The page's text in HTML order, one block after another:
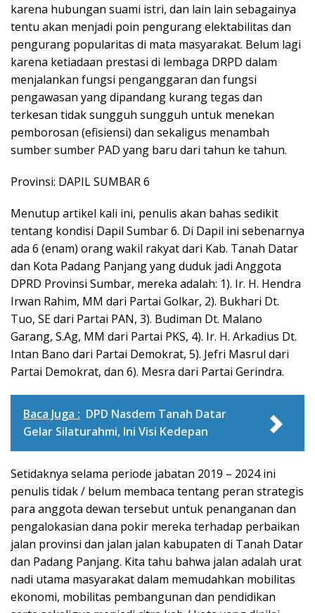
karena hubungan suami istri, dan lain lain sebagainya
tentu akan menjadi poin pengurang elektabilitas dan
pengurang popularitas di mata masyarakat. Belum lagi
karena ketiadaan prestasi di lembaga DRPD dalam
menjalankan fungsi penganggaran dan fungsi
pengawasan yang dipandang kurang tegas dan
terkesan tidak sungguh sungguh untuk menekan
pemborosan (efisiensi) dan sekaligus menambah
sumber sumber PAD yang baru dari tahun ke tahun.
Provinsi: DAPIL SUMBAR 6
Menutup artikel kali ini, penulis akan bahas sedikit
tentang kondisi Dapil Sumbar 6. Di Dapil ini sebenarnya
ada 6 (enam) orang wakil rakyat dari Kab. Tanah Datar
dan Kota Padang Panjang yang duduk jadi Anggota
DPRD Provinsi Sumbar, mereka adalah: 1). Ir. H. Hendra
Irwan Rahim, MM dari Partai Golkar, 2). Bukhari Dt.
Tuo, SE dari Partai PAN, 3). Budiman Dt. Malano
Garang, S.Ag, MM dari Partai PKS, 4). Ir. H. Arkadius Dt.
Intan Bano dari Partai Demokrat, 5). Jefri Masrul dari
Partai Demokrat, dan 6). Mesra dari Partai Gerindra.
Baca Juga : DPD Nasdem Tanah Datar
Gelar Silaturahmi, Ini Visi Kedepan
Setidaknya selama periode jabatan 2019 – 2024 ini
penulis tidak / belum membaca tentang peran strategis
para anggota dewan tersebut untuk penanganan dan
pengalokasian dana pokir mereka terhadap perbaikan
jalan provinsi dan jalan jalan kabupaten di Tanah Datar
dan Padang Panjang. Kita tahu bahwa jalan adalah urat
nadi utama masyarakat dalam memudahkan mobilitas
ekonomi, mobilitas pembangunan dan pendidikan